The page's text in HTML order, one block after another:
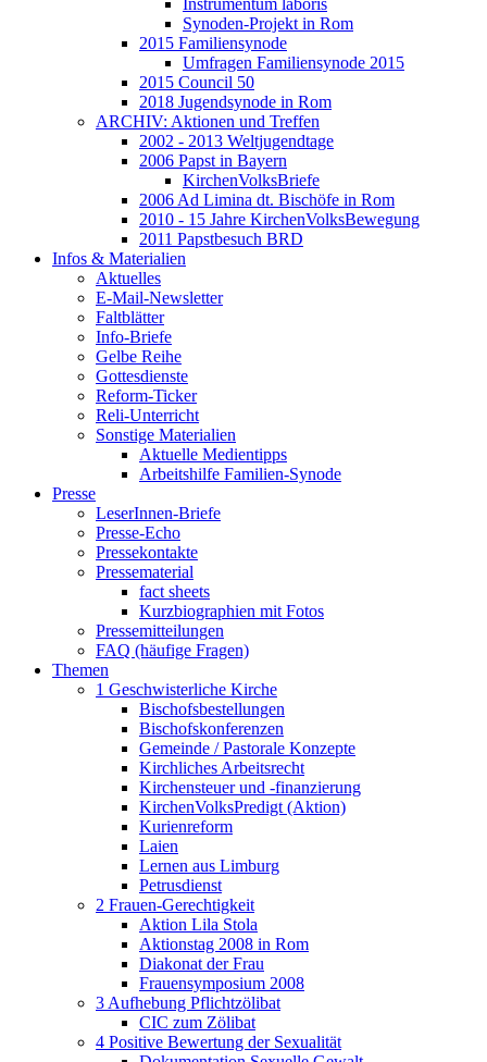
Instrumentum laboris
Synoden-Projekt in Rom
2015 Familiensynode
Umfragen Familiensynode 2015
2015 Council 50
2018 Jugendsynode in Rom
ARCHIV: Aktionen und Treffen
2002 - 2013 Weltjugendtage
2006 Papst in Bayern
KirchenVolksBriefe
2006 Ad Limina dt. Bischöfe in Rom
2010 - 15 Jahre KirchenVolksBewegung
2011 Papstbesuch BRD
Infos & Materialien
Aktuelles
E-Mail-Newsletter
Faltblätter
Info-Briefe
Gelbe Reihe
Gottesdienste
Reform-Ticker
Reli-Unterricht
Sonstige Materialien
Aktuelle Medientipps
Arbeitshilfe Familien-Synode
Presse
LeserInnen-Briefe
Presse-Echo
Pressekontakte
Pressematerial
fact sheets
Kurzbiographien mit Fotos
Pressemitteilungen
FAQ (häufige Fragen)
Themen
1 Geschwisterliche Kirche
Bischofsbestellungen
Bischofskonferenzen
Gemeinde / Pastorale Konzepte
Kirchliches Arbeitsrecht
Kirchensteuer und -finanzierung
KirchenVolksPredigt (Aktion)
Kurienreform
Laien
Lernen aus Limburg
Petrusdienst
2 Frauen-Gerechtigkeit
Aktion Lila Stola
Aktionstag 2008 in Rom
Diakonat der Frau
Frauensymposium 2008
3 Aufhebung Pflichtzölibat
CIC zum Zölibat
4 Positive Bewertung der Sexualität